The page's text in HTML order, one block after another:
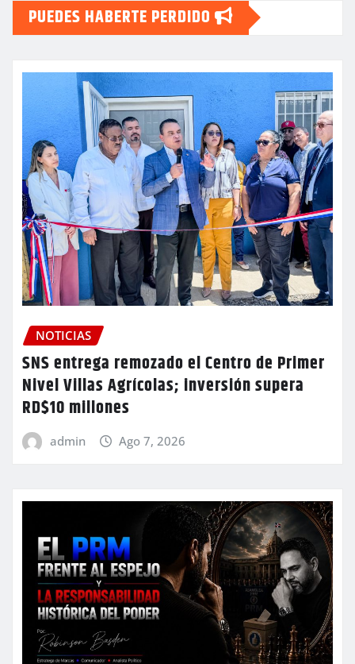
PUEDES HABERTE PERDIDO
NOTICIAS
SNS entrega remozado el Centro de Primer
Nivel Villas Agrícolas; inversión supera
RD$10 millones
admin Ago 7, 2026